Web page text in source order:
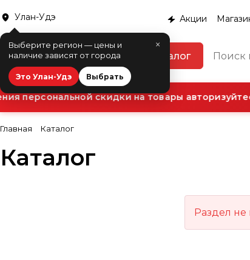
Улан-Удэ
×
Выберите регион — цены и
наличие зависят от города
Это Улан-Удэ Выбрать
Акции
Каталог
персональной скидки на товары
Главная Каталог
Каталог
Раздел не